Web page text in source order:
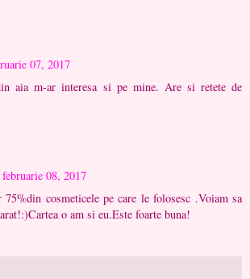
07, 2017
aia m-ar interesa si pe mine. Are si retete de
februarie 08, 2017
cosmeticele pe care le folosesc .Voiam sa
o am si eu.Este foarte buna!